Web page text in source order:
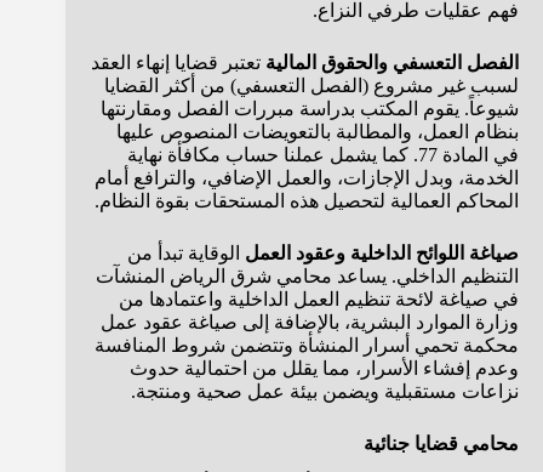
فهم عقليات طرفي النزاع.
الفصل التعسفي والحقوق المالية تعتبر قضايا إنهاء العقد
لسبب غير مشروع (الفصل التعسفي) من أكثر القضايا
شيوعاً. يقوم المكتب بدراسة مبررات الفصل ومقارنتها
بنظام العمل، والمطالبة بالتعويضات المنصوص عليها
في المادة 77. كما يشمل عملنا حساب مكافأة نهاية
الخدمة، وبدل الإجازات، والعمل الإضافي، والترافع أمام
المحاكم العمالية لتحصيل هذه المستحقات بقوة النظام.
صياغة اللوائح الداخلية وعقود العمل الوقاية تبدأ من
التنظيم الداخلي. يساعد محامي شرق الرياض المنشآت
في صياغة لائحة تنظيم العمل الداخلية واعتمادها من
وزارة الموارد البشرية، بالإضافة إلى صياغة عقود عمل
محكمة تحمي أسرار المنشأة وتتضمن شروط المنافسة
وعدم إفشاء الأسرار، مما يقلل من احتمالية حدوث
نزاعات مستقبلية ويضمن بيئة عمل صحية ومنتجة.
محامي قضايا جنائية